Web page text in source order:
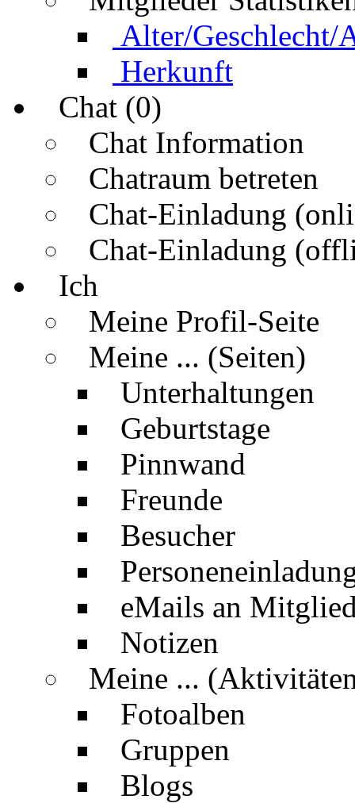
Alter/Geschlecht/
Herkunft
Chat (0)
Chat Information
Chatraum betreten
Chat-Einladung
Chat-Einladung
Ich
Meine Profil-Seite
Meine ... (Seiten)
Unterhaltungen
Geburtstage
Pinnwand
Freunde
Besucher
eMails an
Notizen
Meine ...
Fotoalben
Gruppen
Blogs